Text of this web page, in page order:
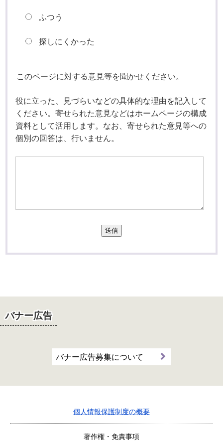
ふつう
探しにくかった
このページに対する意見等を聞かせください。
役に立った、見づらいなどの具体的な理由を記入して
ください。寄せられた意見などはホームページの構成
資料として活用します。なお、寄せられた意見等への
個別の回答は、行いません。
送信
バナー広告
バナー広告募集について
個人情報保護制度の概要
著作権・免責事項